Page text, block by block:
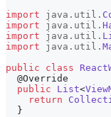
import
java . util .
import
java . util .
import
java . util .
import
java . util .
public
class
@Override
public
List<
return
}